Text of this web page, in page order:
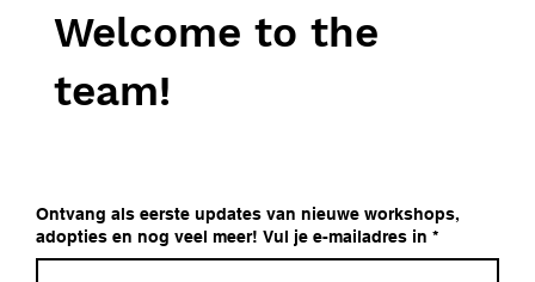
Welcome to the
team!
Ontvang als eerste updates van nieuwe workshops,
adopties en nog veel meer! Vul je e-mailadres in *